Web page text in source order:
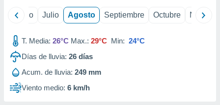
e
mediante
publicidad
Junio Julio Agosto Septiembre Octubre
T. Media: 26°C Max.: 29°C Min: 24°C
Días de lluvia: 26 días
Acum. de lluvia: 249 mm
Viento medio: 6 km/h